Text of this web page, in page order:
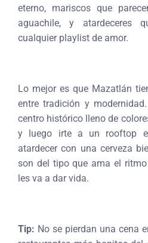
eterno, mariscos que
aguachile, y atardeceres
cualquier playlist de amor.
Lo mejor es que Mazatlán
entre tradición y
centro histórico lleno de
y luego irte a un rooftop
atardecer con una cerveza
son del tipo que ama el
les va a dar vida.
Tip: No se pierdan una cena